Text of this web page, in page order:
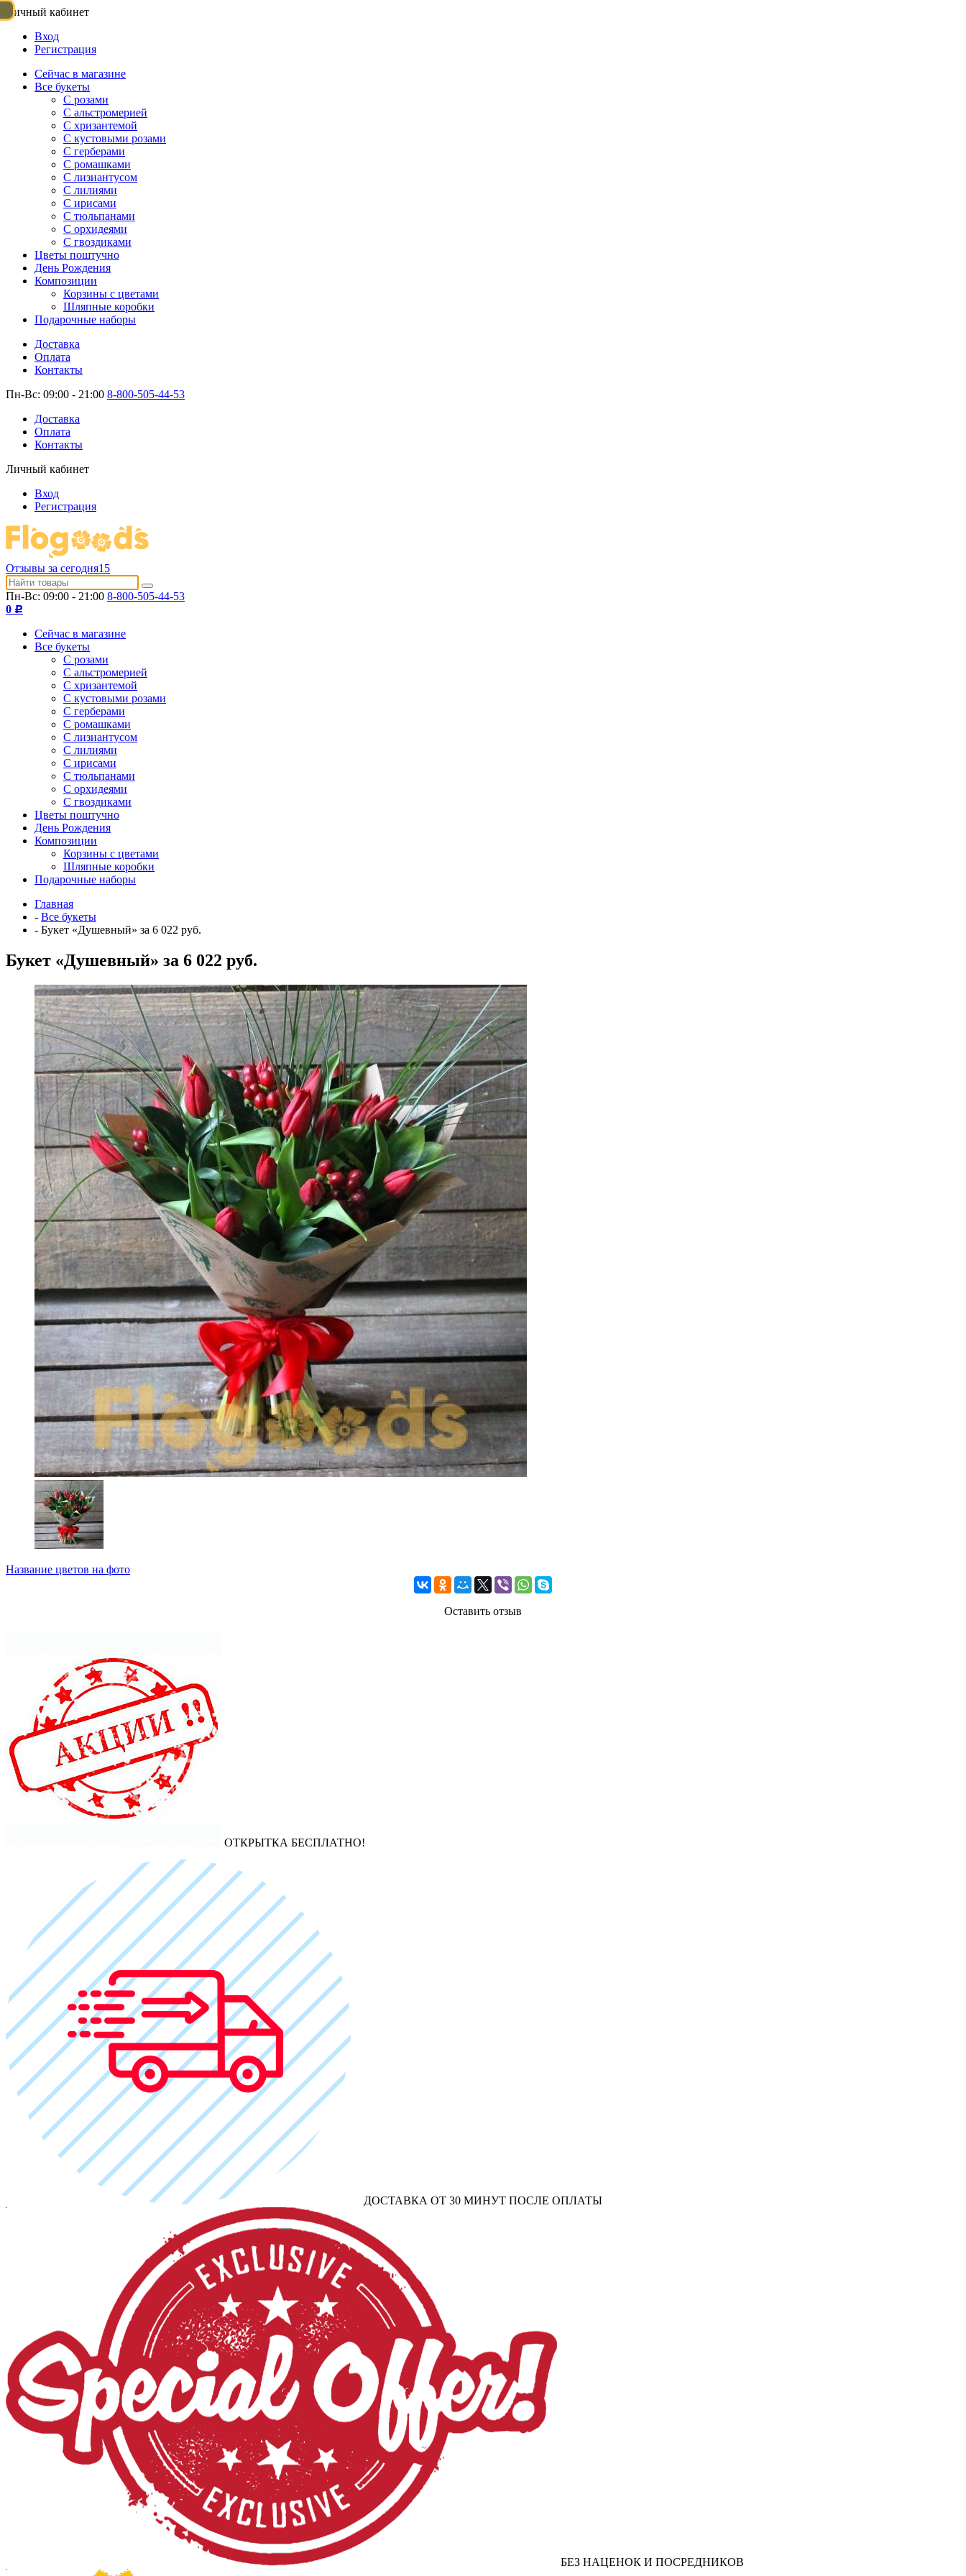
Личный кабинет
Вход
Регистрация
Сейчас в магазине
Все букеты
C розами
С альстромерией
С хризантемой
С кустовыми розами
С герберами
С ромашками
С лизиантусом
С лилиями
С ирисами
С тюльпанами
С орхидеями
С гвоздиками
Цветы поштучно
День Рождения
Композиции
Корзины с цветами
Шляпные коробки
Подарочные наборы
Доставка
Оплата
Контакты
Пн-Вс: 09:00 - 21:00 8-800-505-44-53
Доставка
Оплата
Контакты
Личный кабинет
Вход
Регистрация
Отзывы за сегодня15
Пн-Вс: 09:00 - 21:00 8-800-505-44-53
0 Р
Сейчас в магазине
Все букеты
C розами
С альстромерией
С хризантемой
С кустовыми розами
С герберами
С ромашками
С лизиантусом
С лилиями
С ирисами
С тюльпанами
С орхидеями
С гвоздиками
Цветы поштучно
День Рождения
Композиции
Корзины с цветами
Шляпные коробки
Подарочные наборы
Главная
- Все букеты
- Букет «Душевный» за 6 022 руб.
Букет «Душевный» за 6 022 руб.
Название цветов на фото
Оставить отзыв
ОТКРЫТКА БЕСПЛАТНО!
ДОСТАВКА ОТ 30 МИНУТ ПОСЛЕ ОПЛАТЫ
БЕЗ НАЦЕНОК И ПОСРЕДНИКОВ